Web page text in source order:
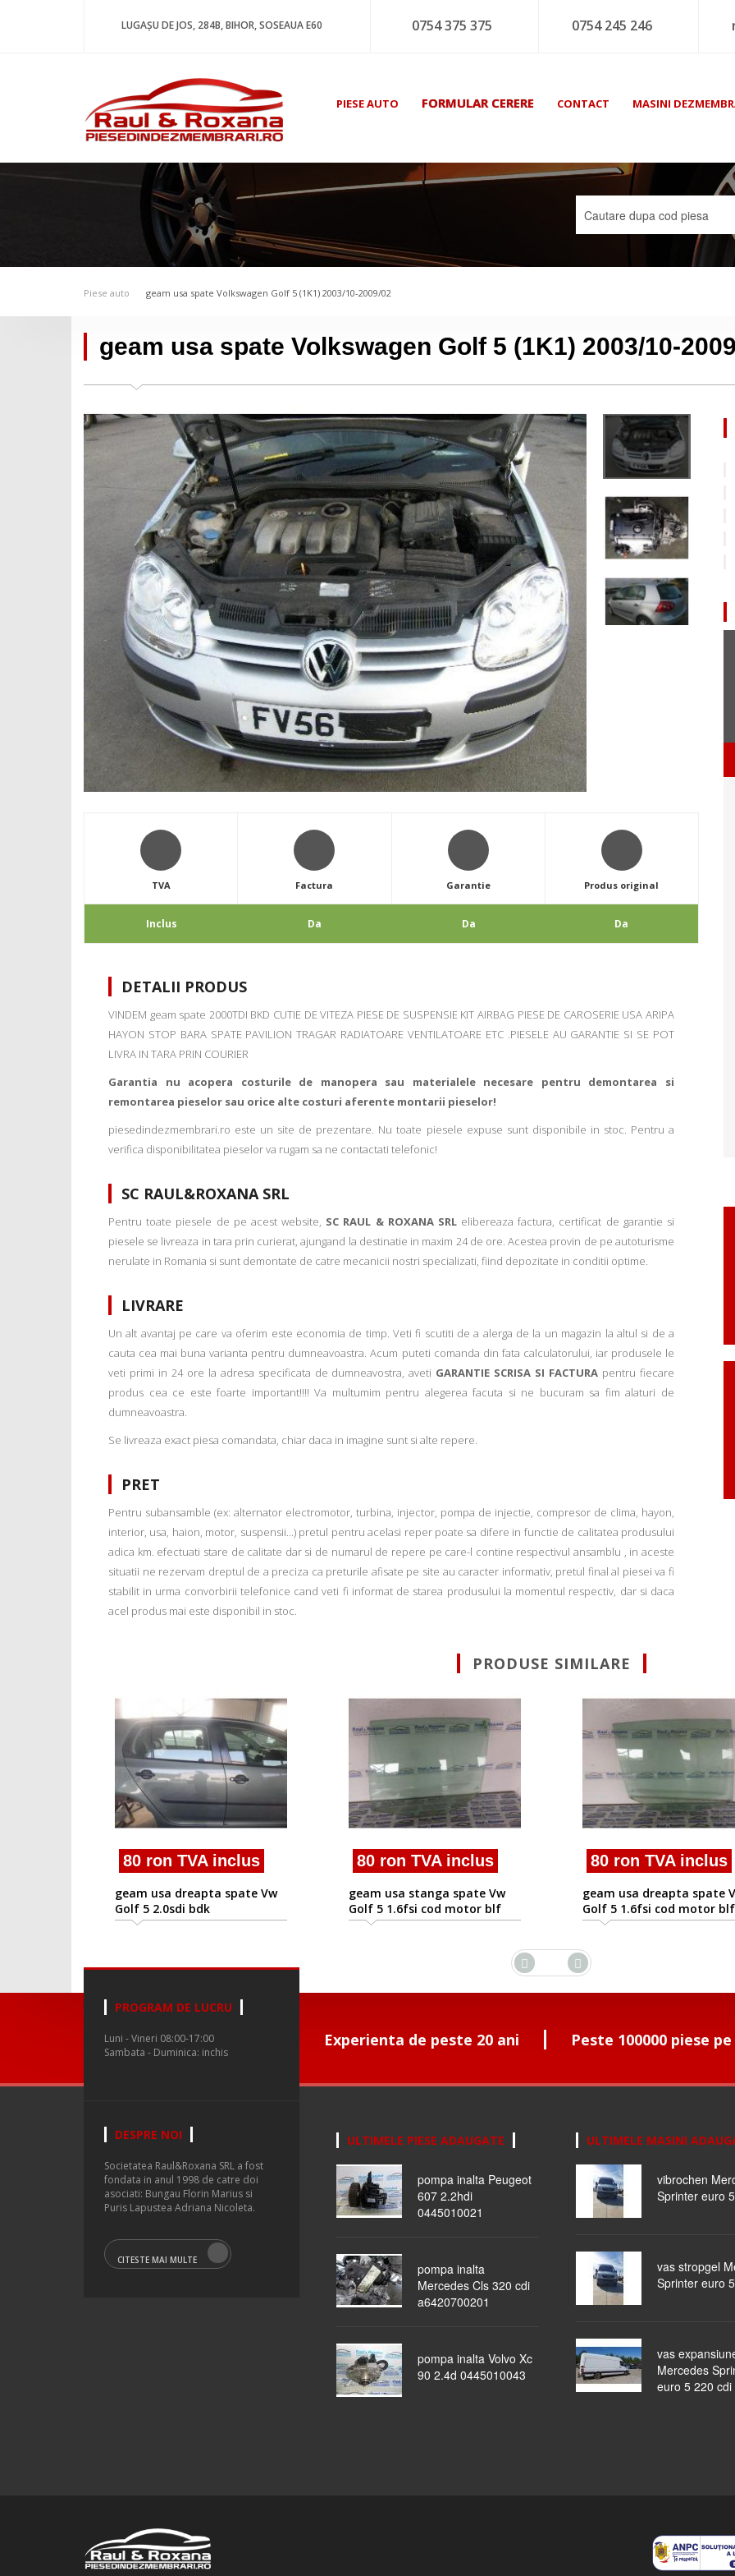
LUGAȘU DE JOS, 284B, BIHOR, SOSEAUA E60 0754 375 375 0754 245 246
PIESE AUTO FORMULAR CERERE CONTACT MASINI
Piese auto geam usa spate Volkswagen Golf 5 (1K1) 2003/10-2009/02
geam usa spate Volkswagen Golf 5 (1K1) 2003/10-
TVA
Inclus
Factura
Da
Garantie
Da
Produs original
Da
DETALII PRODUS
VINDEM geam spate 2000TDI BKD CUTIE DE VITEZA PIESE DE SUSPENSIE KIT AIRBAG PIESE DE CAROSERIE USA ARIPA
HAYON STOP BARA SPATE PAVILION TRAGAR RADIATOARE VENTILATOARE ETC .PIESELE AU GARANTIE SI SE POT
LIVRA IN TARA PRIN COURIER
Garantia nu acopera costurile de manopera sau materialele necesare pentru demontarea si
remontarea pieselor sau orice alte costuri aferente montarii pieselor!
piesedindezmembrari.ro este un site de prezentare. Nu toate piesele expuse sunt disponibile in stoc. Pentru a
verifica disponibilitatea pieselor va rugam sa ne contactati telefonic!
SC RAUL&ROXANA SRL
Pentru toate piesele de pe acest website, SC RAUL & ROXANA SRLelibereaza factura, certificat de garantie si
piesele se livreaza in tara prin curierat, ajungand la destinatie in maxim 24 de ore. Acestea provin de pe autoturisme
nerulate in Romania si sunt demontate de catre mecanicii nostri specializati, fiind depozitate in conditii optime.
LIVRARE
Un alt avantaj pe care va oferim este economia de timp. Veti fi scutiti de a alerga de la un magazin la altul si de a
cauta cea mai buna varianta pentru dumneavoastra. Acum puteti comanda din fata calculatorului, iar produsele le
veti primi in 24 ore la adresa specificata de dumneavostra, aveti GARANTIE SCRISA SI FACTURA pentru fiecare
produs cea ce este foarte important!!!! Va multumim pentru alegerea facuta si ne bucuram sa fim alaturi de
dumneavoastra.
Se livreaza exact piesa comandata, chiar daca in imagine sunt si alte repere.
PRET
Pentru subansamble (ex: alternator electromotor, turbina, injector, pompa de injectie, compresor de clima, hayon,
interior, usa, haion, motor, suspensii...) pretul pentru acelasi reper poate sa difere in functie de calitatea produsului
adica km. efectuati stare de calitate dar si de numarul de repere pe care-l contine respectivul ansamblu , in aceste
situatii ne rezervam dreptul de a preciza ca preturile afisate pe site au caracter informativ, pretul final al piesei va fi
stabilit in urma convorbirii telefonice cand veti fi informat de starea produsului la momentul respectiv, dar si daca
acel produs mai este disponibil in stoc.
PRODUSE SIMILARE
80 ron TVA inclus
geam usa dreapta spate Vw
Golf 5 2.0sdi bdk
80 ron TVA inclus
geam usa stanga spate Vw
Golf 5 1.6fsi cod motor blf
80 ron TVA inclus
geam usa dreapta spate Vw
Golf 5 1.6fsi cod motor blf
Experienta de peste 20 ani Peste 100000 piese
PROGRAM DE LUCRU
Luni - Vineri 08:00-17:00
Sambata - Duminica: inchis
DESPRE NOI
Societatea Raul&Roxana SRL a fost
fondata in anul 1998 de catre doi
asociati: Bungau Florin Marius si
Puris Lapustea Adriana Nicoleta.
CITESTE MAI MULTE
ULTIMELE PIESE ADAUGATE
pompa inalta Peugeot
607 2.2hdi
0445010021
pompa inalta
Mercedes Cls 320 cdi
a6420700201
pompa inalta Volvo Xc
90 2.4d 0445010043
ULTIMELE MASINI
vibrochen
Sprinter euro
vas stropgel
Sprinter euro
vas
Mercedes
euro 5 220 cdi